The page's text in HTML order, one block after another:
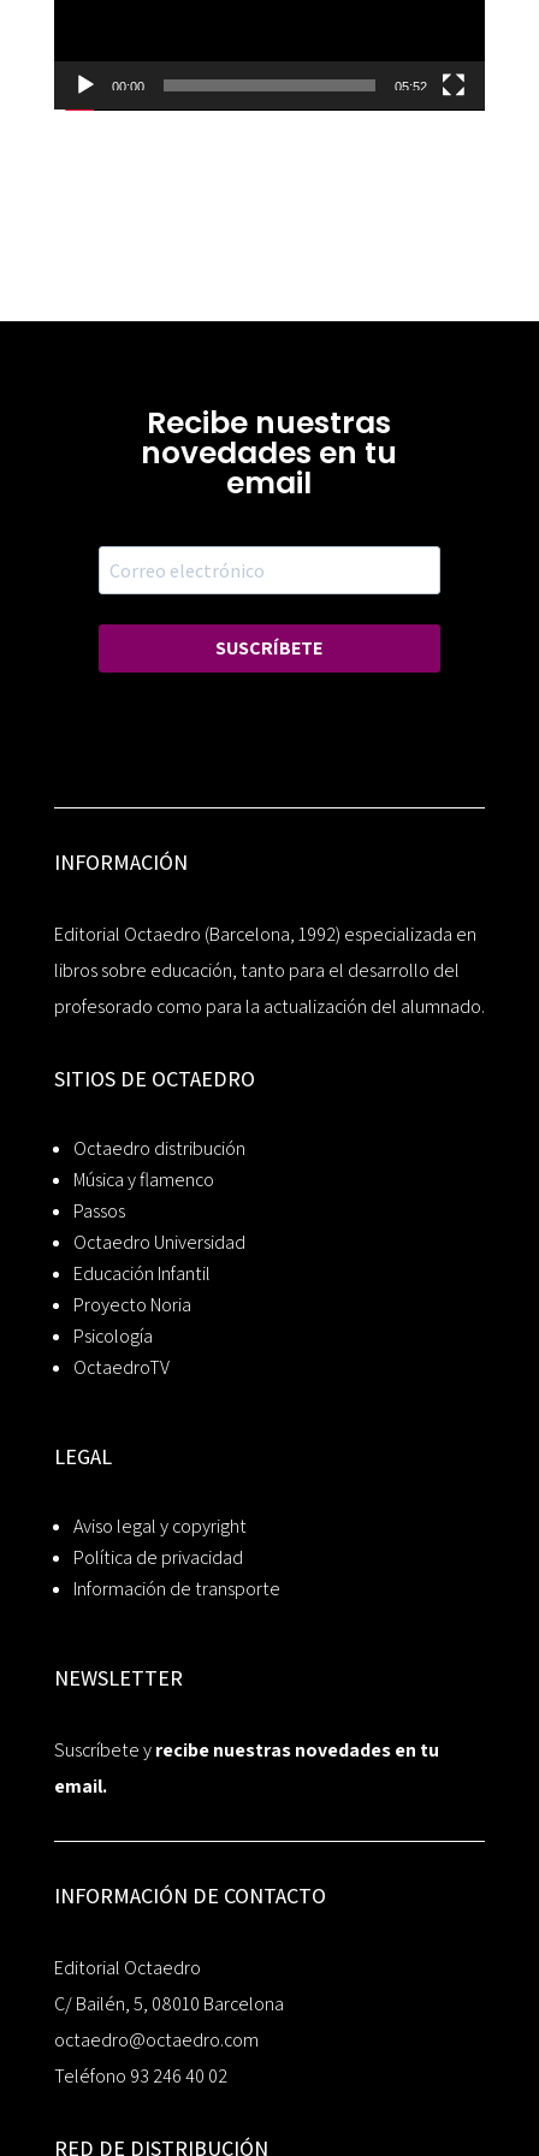
00:00 05:52
Recibe nuestras
novedades en tu
email
SUSCRÍBETE
INFORMACIÓN
Editorial Octaedro (Barcelona, 1992) especializada en
libros sobre educación, tanto para el desarrollo del
profesorado como para la actualización del alumnado.
SITIOS DE OCTAEDRO
Octaedro distribución
Música y flamenco
Passos
Octaedro Universidad
Educación Infantil
Proyecto Noria
Psicología
OctaedroTV
LEGAL
Aviso legal y copyright
Política de privacidad
Información de transporte
NEWSLETTER
Suscríbete yrecibe nuestras novedades en tu
email.
INFORMACIÓN DE CONTACTO
Editorial Octaedro
C/ Bailén, 5, 08010 Barcelona
octaedro@octaedro.com
Teléfono 93 246 40 02
RED DE DISTRIBUCIÓN